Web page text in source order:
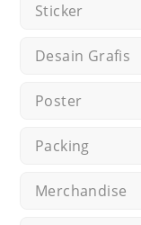
Sticker
Desain Grafis
Poster
Packing
Merchandise